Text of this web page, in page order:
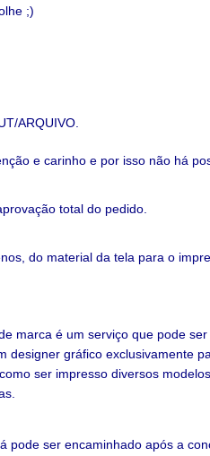
;)
ARQUIVO.
e carinho e por isso não há
total do pedido.
do material da tela para o
marca é um serviço que pode
designer gráfico exclusivamente
ser impresso diversos
ser encaminhado após a